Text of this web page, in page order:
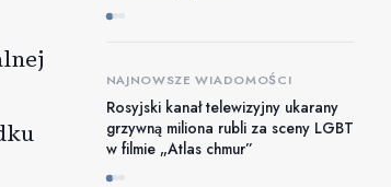
NAJNOWSZE WIADOMOŚCI
Rosyjski kanał telewizyjny ukarany
grzywną miliona rubli za sceny LGBT
w filmie „Atlas chmur”